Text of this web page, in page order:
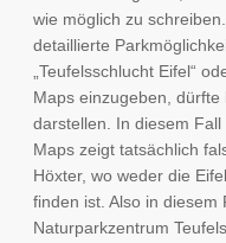
wie möglich zu
detaillierte
„Teufelsschlucht Eifel“
Maps einzugeben,
darstellen. In diesem
Maps zeigt tatsächlich
Höxter, wo weder die
finden ist. Also in diesem
Naturparkzentrum